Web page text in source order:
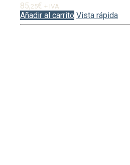
85,25€ + IVA
Añadir al carrito Vista rápida